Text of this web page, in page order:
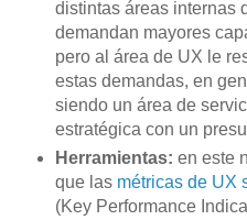
distintas áreas internas
demandan mayores
pero al área de UX le
estas demandas, en
siendo un área de
estratégica con un
Herramientas: en este
que las métricas de UX
(Key Performance